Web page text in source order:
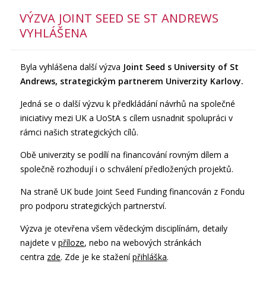
VÝZVA JOINT SEED SE ST ANDREWS
VYHLÁŠENA
Byla vyhlášena další výzva Joint Seed s University of St
Andrews, strategickým partnerem Univerzity Karlovy.
Jedná se o další výzvu k předkládání návrhů na společné
iniciativy mezi UK a UoStA s cílem usnadnit spolupráci v
rámci našich strategických cílů.
Obě univerzity se podílí na financování rovným dílem a
společně rozhodují i o schválení předložených projektů.
Na straně UK bude Joint Seed Funding financován z Fondu
pro podporu strategických partnerství.
Výzva je otevřena všem vědeckým disciplínám, detaily
najdete vpříloze, nebo na webových stránkách
centra zde. Zde je ke staženípřihláška.